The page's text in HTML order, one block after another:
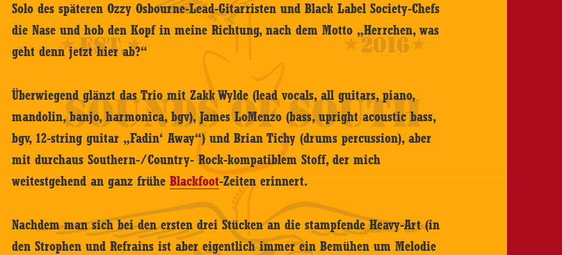
Solo des späteren Ozzy Osbourne-Lead-Gitarristen und Black Label Society-Chefs
die Nase und hob den Kopf in meine Richtung, nach dem Motto „Herrchen, was
geht denn jetzt hier ab?“
Überwiegend glänzt das Trio mit Zakk Wylde (lead vocals, all guitars, piano,
mandolin, banjo, harmonica, bgv), James LoMenzo (bass, upright acoustic bass,
bgv, 12-string guitar „Fadin‘ Away“) und Brian Tichy (drums percussion), aber
mit durchaus Southern-/Country- Rock-kompatiblem Stoff, der mich
weitestgehend an ganz früheBlackfoot-Zeiten erinnert.
Nachdem man sich bei den ersten drei Stücken an die stampfende Heavy-Art (in
den Strophen und Refrains ist aber eigentlich immer ein Bemühen um Melodie